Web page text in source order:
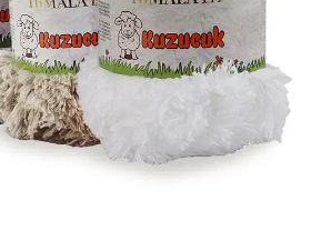
Prodejna Blog a návody
Poslat